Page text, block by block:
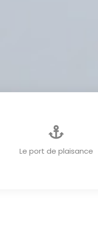
Le port de plaisance